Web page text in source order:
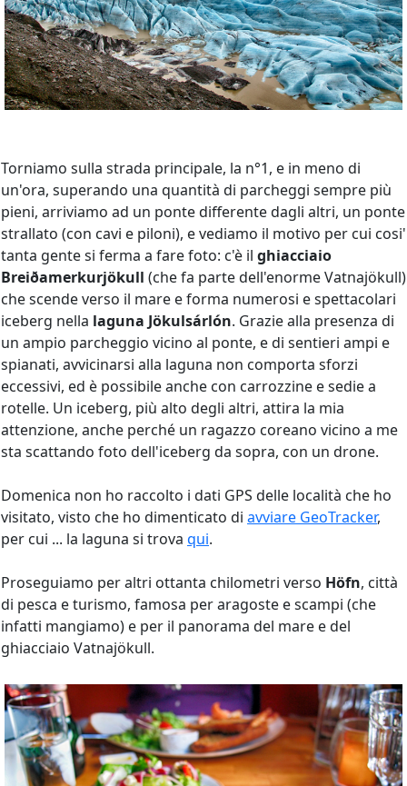
Torniamo sulla strada principale, la n°1, e in meno di
un'ora, superando una quantità di parcheggi sempre più
pieni, arriviamo ad un ponte differente dagli altri, un ponte
strallato (con cavi e piloni), e vediamo il motivo per cui cosi'
tanta gente si ferma a fare foto: c'è il ghiacciaio
Breiðamerkurjökull (che fa parte dell'enorme Vatnajökull)
che scende verso il mare e forma numerosi e spettacolari
iceberg nella laguna Jökulsárlón. Grazie alla presenza di
un ampio parcheggio vicino al ponte, e di sentieri ampi e
spianati, avvicinarsi alla laguna non comporta sforzi
eccessivi, ed è possibile anche con carrozzine e sedie a
rotelle. Un iceberg, più alto degli altri, attira la mia
attenzione, anche perché un ragazzo coreano vicino a me
sta scattando foto dell'iceberg da sopra, con un drone.
Domenica non ho raccolto i dati GPS delle località che ho
visitato, visto che ho dimenticato di avviare GeoTracker,
per cui ... la laguna si trova qui.
Proseguiamo per altri ottanta chilometri verso Höfn, città
di pesca e turismo, famosa per aragoste e scampi (che
infatti mangiamo) e per il panorama del mare e del
ghiacciaio Vatnajökull.